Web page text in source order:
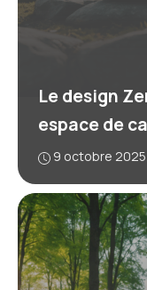
Le design
espace de
9 octobre 2025